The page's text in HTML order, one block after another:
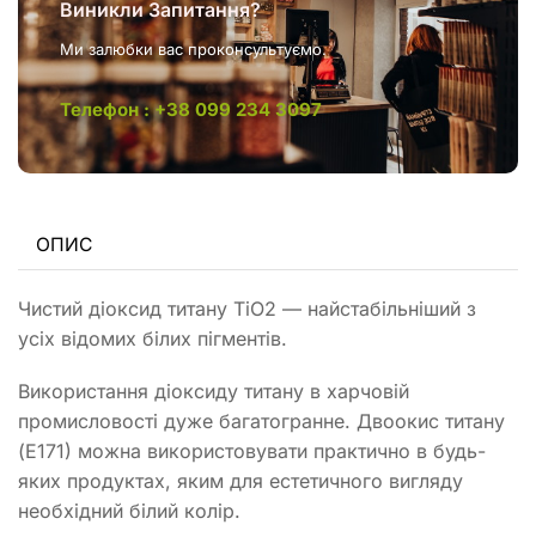
Виникли Запитання?
Ми залюбки вас проконсультуємо.
Телефон : +38 099 234 3097
ОПИС
Чистий діоксид титану TiO2 — найстабільніший з
усіх відомих білих пігментів.
Використання діоксиду титану в харчовій
промисловості дуже багатогранне. Двоокис титану
(Е171) можна використовувати практично в будь-
яких продуктах, яким для естетичного вигляду
необхідний білий колір.